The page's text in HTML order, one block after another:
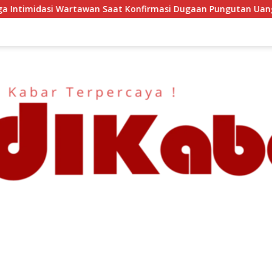
Konfirmasi Dugaan Pungutan Uang Gedung, Anggota